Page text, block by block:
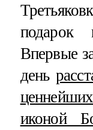
Впервые
день
иконой